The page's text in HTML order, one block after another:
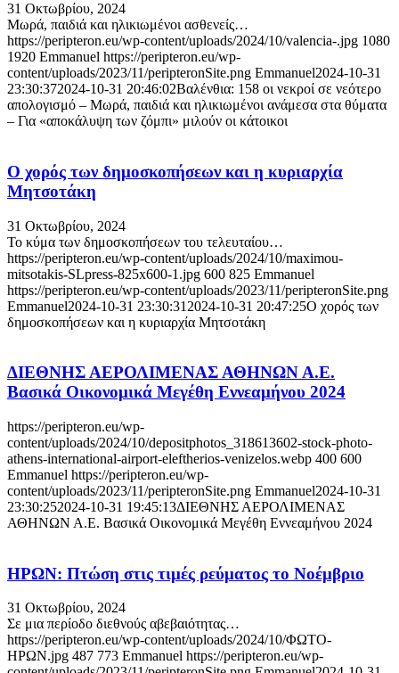
31 Οκτωβρίου, 2024
Μωρά, παιδιά και ηλικιωμένοι ασθενείς…
https://peripteron.eu/wp-content/uploads/2024/10/valencia-.jpg 1080
1920 Emmanuel https://peripteron.eu/wp-
content/uploads/2023/11/peripteronSite.png Emmanuel2024-10-31
23:30:372024-10-31 20:46:02Βαλένθια: 158 οι νεκροί σε νεότερο
απολογισμό – Μωρά, παιδιά και ηλικιωμένοι ανάμεσα στα θύματα
– Για «αποκάλυψη των ζόμπι» μιλούν οι κάτοικοι
Ο χορός των δημοσκοπήσεων και η κυριαρχία
Μητσοτάκη
31 Οκτωβρίου, 2024
Το κύμα των δημοσκοπήσεων του τελευταίου…
https://peripteron.eu/wp-content/uploads/2024/10/maximou-
mitsotakis-SLpress-825x600-1.jpg 600 825 Emmanuel
https://peripteron.eu/wp-content/uploads/2023/11/peripteronSite.png
Emmanuel2024-10-31 23:30:31 2024-10-31 20:47:25Ο χορός των
δημοσκοπήσεων και η κυριαρχία Μητσοτάκη
ΔΙΕΘΝΗΣ ΑΕΡΟΛΙΜΕΝΑΣ ΑΘΗΝΩΝ Α.Ε.
Βασικά Οικονομικά Μεγέθη Εννεαμήνου 2024
https://peripteron.eu/wp-
content/uploads/2024/10/depositphotos_318613602-stock-photo-
athens-international-airport-eleftherios-venizelos.webp 400 600
Emmanuel https://peripteron.eu/wp-
content/uploads/2023/11/peripteronSite.png Emmanuel2024-10-31
23:30:252024-10-31 19:45:13ΔΙΕΘΝΗΣ ΑΕΡΟΛΙΜΕΝΑΣ
ΑΘΗΝΩΝ Α.Ε. Βασικά Οικονομικά Μεγέθη Εννεαμήνου 2024
ΗΡΩΝ: Πτώση στις τιμές ρεύματος το Νοέμβριο
31 Οκτωβρίου, 2024
Σε μια περίοδο διεθνούς αβεβαιότητας…
https://peripteron.eu/wp-content/uploads/2024/10/ΦΩΤΟ-
ΗΡΩΝ.jpg 487 773 Emmanuel https://peripteron.eu/wp-